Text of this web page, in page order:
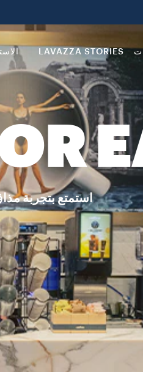
LAVAZZA STORIES
استمتع بتجربة